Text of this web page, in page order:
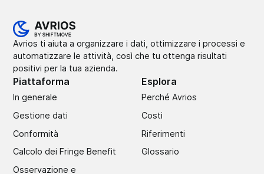
Avrios ti aiuta a organizzare i dati, ottimizzare i processi e
automatizzare le attività, così che tu ottenga risultati
positivi per la tua azienda.
Piattaforma
In generale
Gestione dati
Conformità
Calcolo dei Fringe Benefit
Osservazione e
Esplora
Perché Avrios
Costi
Riferimenti
Glossario